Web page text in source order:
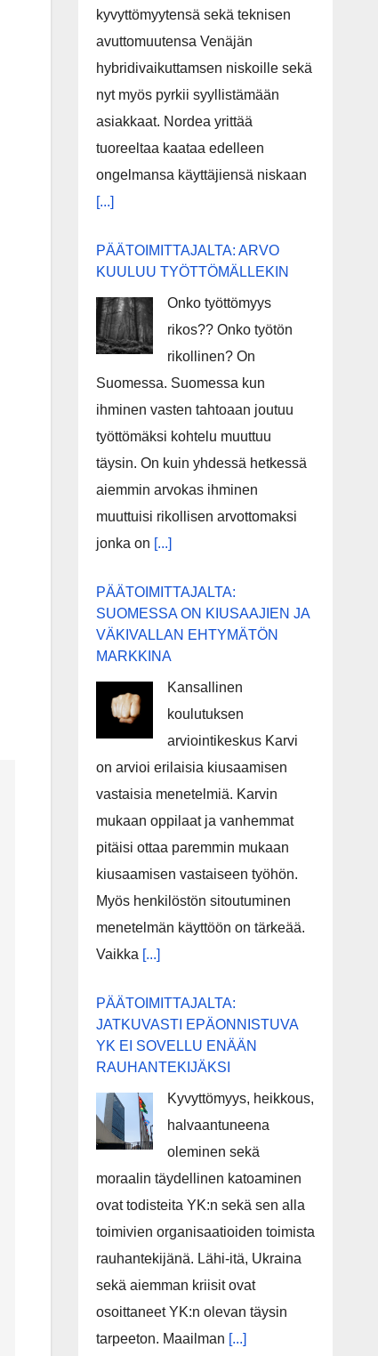
kyvyttömyytensä sekä teknisen
avuttomuutensa Venäjän
hybridivaikuttamsen niskoille sekä
nyt myös pyrkii syyllistämään
asiakkaat. Nordea yrittää
tuoreeltaa kaataa edelleen
ongelmansa käyttäjiensä niskaan
[...]
PÄÄTOIMITTAJALTA: ARVO
KUULUU TYÖTTÖMÄLLEKIN
Onko työttömyys
rikos?? Onko työtön
rikollinen? On
Suomessa. Suomessa kun
ihminen vasten tahtoaan joutuu
työttömäksi kohtelu muuttuu
täysin. On kuin yhdessä hetkessä
aiemmin arvokas ihminen
muuttuisi rikollisen arvottomaksi
jonka on [...]
PÄÄTOIMITTAJALTA:
SUOMESSA ON KIUSAAJIEN JA
VÄKIVALLAN EHTYMÄTÖN
MARKKINA
Kansallinen
koulutuksen
arviointikeskus Karvi
on arvioi erilaisia kiusaamisen
vastaisia menetelmiä. Karvin
mukaan oppilaat ja vanhemmat
pitäisi ottaa paremmin mukaan
kiusaamisen vastaiseen työhön.
Myös henkilöstön sitoutuminen
menetelmän käyttöön on tärkeää.
Vaikka [...]
PÄÄTOIMITTAJALTA:
JATKUVASTI EPÄONNISTUVA
YK EI SOVELLU ENÄÄN
RAUHANTEKIJÄKSI
Kyvyttömyys, heikkous,
halvaantuneena
oleminen sekä
moraalin täydellinen katoaminen
ovat todisteita YK:n sekä sen alla
toimivien organisaatioiden toimista
rauhantekijänä. Lähi-itä, Ukraina
sekä aiemman kriisit ovat
osoittaneet YK:n olevan täysin
tarpeeton. Maailman [...]